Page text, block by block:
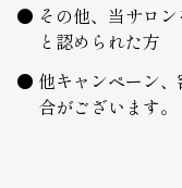
その他、当サロ
と認められた方
他キャンペーン
合がございます。